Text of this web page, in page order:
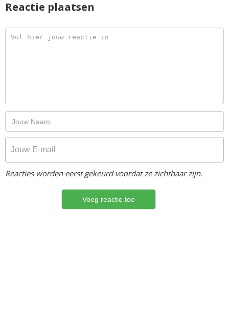
Reactie plaatsen
Reacties worden eerst gekeurd voordat ze zichtbaar zijn.